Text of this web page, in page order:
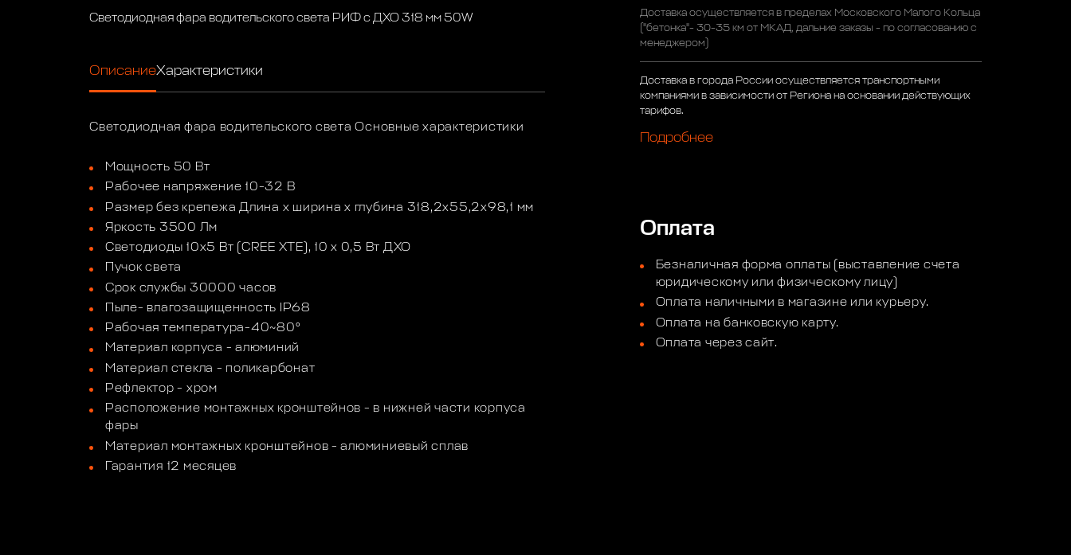
Светодиодная фара водительского света РИФ с ДХО 318 мм 50W
ОписаниеХарактеристики
Светодиодная фара водительского света Основные характеристики
Мощность 50 Вт
Рабочее напряжение 10-32 В
Размер без крепежа Длина х ширина х глубина 318,2х55,2х98,1 мм
Яркость 3500 Лм
Светодиоды 10х5 Вт (CREE XTE), 10 х 0,5 Вт ДХО
Пучок света
Срок службы 30000 часов
Пыле- влагозащищенность IP68
Рабочая температура-40~80°
Материал корпуса - алюминий
Материал стекла - поликарбонат
Рефлектор - хром
Расположение монтажных кронштейнов - в нижней части корпуса
фары
Материал монтажных кронштейнов - алюминиевый сплав
Гарантия 12 месяцев
Доставка осуществляется в пределах Московского Малого Кольца
("бетонка"- 30-35 км от МКАД, дальние заказы - по согласованию с
менеджером)
Доставка в города России осуществляется транспортными
компаниями в зависимости от Региона на основании действующих
тарифов.
Подробнее
Оплата
Безналичная форма оплаты (выставление счета
юридическому или физическому лицу)
Оплата наличными в магазине или курьеру.
Оплата на банковскую карту.
Оплата через сайт.